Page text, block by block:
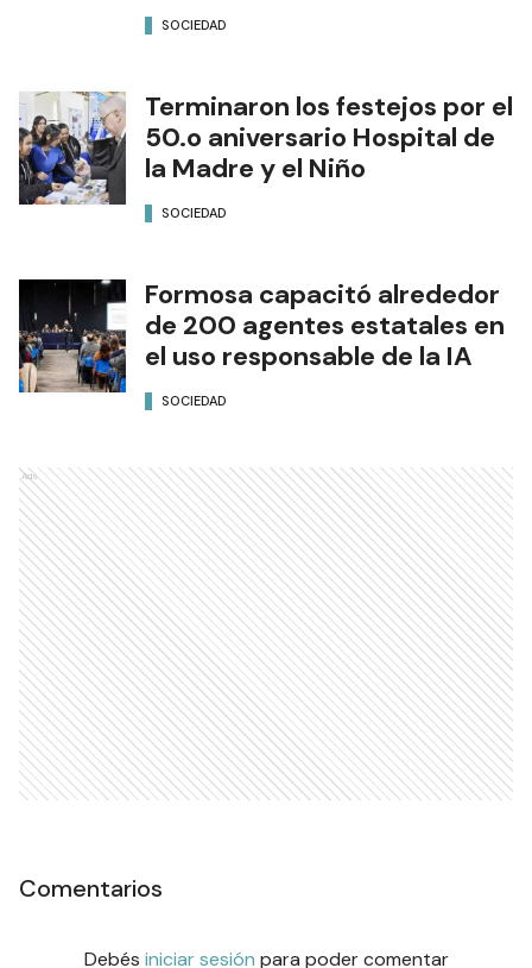
SOCIEDAD
Terminaron los festejos por el
50.o aniversario Hospital de
la Madre y el Niño
SOCIEDAD
Formosa capacitó alrededor
de 200 agentes estatales en
el uso responsable de la IA
SOCIEDAD
Ads
Comentarios
Debés iniciar sesión para poder comentar